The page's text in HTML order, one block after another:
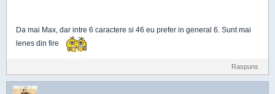
Da mai Max, dar intre 6 caractere si 46 eu prefer in general 6. Sunt mai
lenes din fire
Raspuns